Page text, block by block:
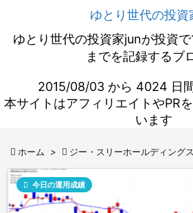
ゆとり世代の投資
ゆとり世代の投資家junが投資で
までを記録するブ
2015/08/03 から 4024 日
本サイトはアフィリエイトやPR
います
 ホーム >  ジー・スリーホールディングス
 今日の運用成績